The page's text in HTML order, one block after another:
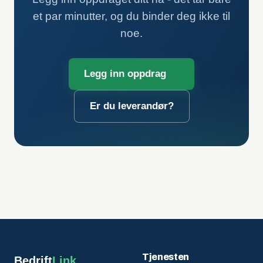
et par minutter, og du binder deg ikke til
noe.
Legg inn oppdrag
Er du leverandør?
Tjenesten